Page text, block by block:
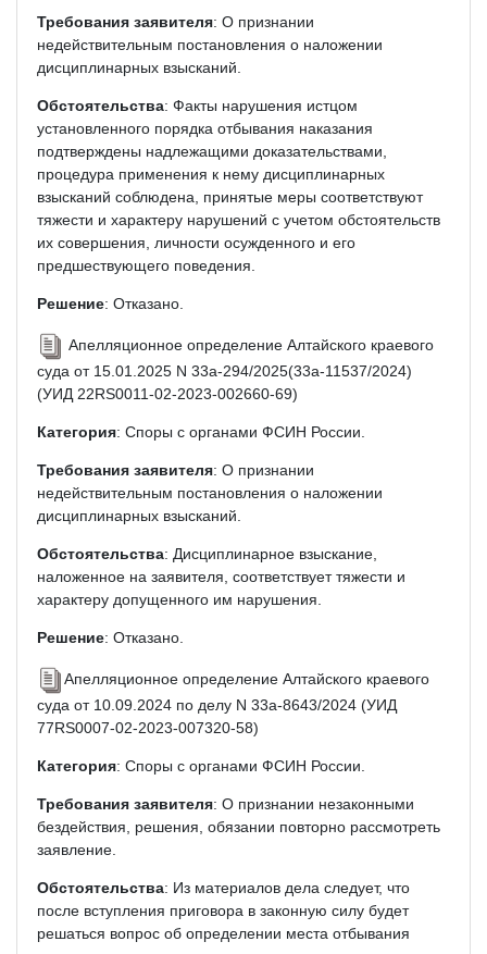
Требования заявителя: О признании
недействительным постановления о наложении
дисциплинарных взысканий.
Обстоятельства: Факты нарушения истцом
установленного порядка отбывания наказания
подтверждены надлежащими доказательствами,
процедура применения к нему дисциплинарных
взысканий соблюдена, принятые меры соответствуют
тяжести и характеру нарушений с учетом обстоятельств
их совершения, личности осужденного и его
предшествующего поведения.
Решение: Отказано.
Апелляционное определение Алтайского краевого
суда от 15.01.2025 N 33а-294/2025(33а-11537/2024)
(УИД 22RS0011-02-2023-002660-69)
Категория: Споры с органами ФСИН России.
Требования заявителя: О признании
недействительным постановления о наложении
дисциплинарных взысканий.
Обстоятельства: Дисциплинарное взыскание,
наложенное на заявителя, соответствует тяжести и
характеру допущенного им нарушения.
Решение: Отказано.
Апелляционное определение Алтайского краевого
суда от 10.09.2024 по делу N 33а-8643/2024 (УИД
77RS0007-02-2023-007320-58)
Категория: Споры с органами ФСИН России.
Требования заявителя: О признании незаконными
бездействия, решения, обязании повторно рассмотреть
заявление.
Обстоятельства: Из материалов дела следует, что
после вступления приговора в законную силу будет
решаться вопрос об определении места отбывания